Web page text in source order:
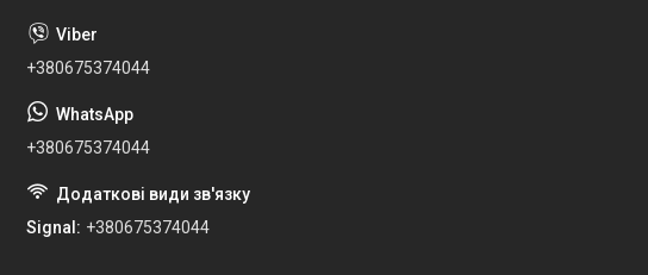
+380675374044
+380675374044
Signal +380675374044